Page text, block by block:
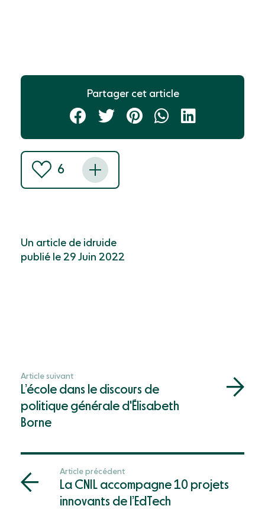
Partager cet article
6
Un article de idruide
publié le 29 Juin 2022
Article précédent
La CNIL accompagne 10 projets
innovants de l’EdTech
Article suivant
L’école dans le discours de
politique générale d'Élisabeth
Borne